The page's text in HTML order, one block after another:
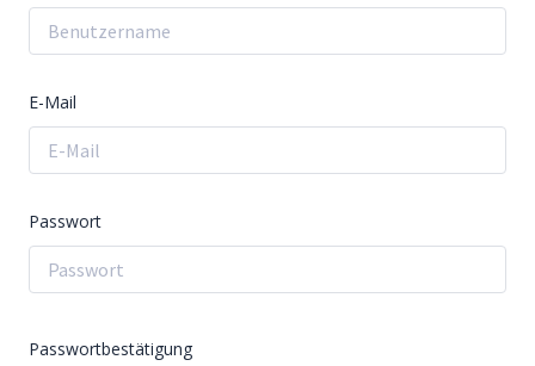
E-Mail
Passwort
Passwortbestätigung